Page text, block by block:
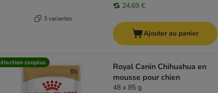
3 variantes
24,69 €
Ajouter au panier
zooplus
Royal Canin Chihuahua en
mousse pour chien
48 x 85 g